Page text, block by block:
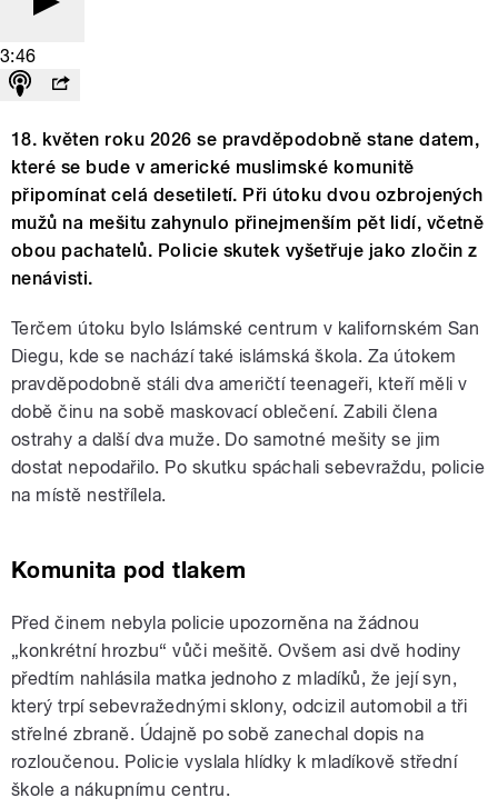
3:46
18. květen roku 2026 se pravděpodobně stane datem,
které se bude v americké muslimské komunitě
připomínat celá desetiletí. Při útoku dvou ozbrojených
mužů na mešitu zahynulo přinejmenším pět lidí, včetně
obou pachatelů. Policie skutek vyšetřuje jako zločin z
nenávisti.
Terčem útoku bylo Islámské centrum v kalifornském San
Diegu, kde se nachází také islámská škola. Za útokem
pravděpodobně stáli dva američtí teenageři, kteří měli v
době činu na sobě maskovací oblečení. Zabili člena
ostrahy a další dva muže. Do samotné mešity se jim
dostat nepodařilo. Po skutku spáchali sebevraždu, policie
na místě nestřílela.
Komunita pod tlakem
Před činem nebyla policie upozorněna na žádnou
„konkrétní hrozbu“ vůči mešitě. Ovšem asi dvě hodiny
předtím nahlásila matka jednoho z mladíků, že její syn,
který trpí sebevražednými sklony, odcizil automobil a tři
střelné zbraně. Údajně po sobě zanechal dopis na
rozloučenou. Policie vyslala hlídky k mladíkově střední
škole a nákupnímu centru.